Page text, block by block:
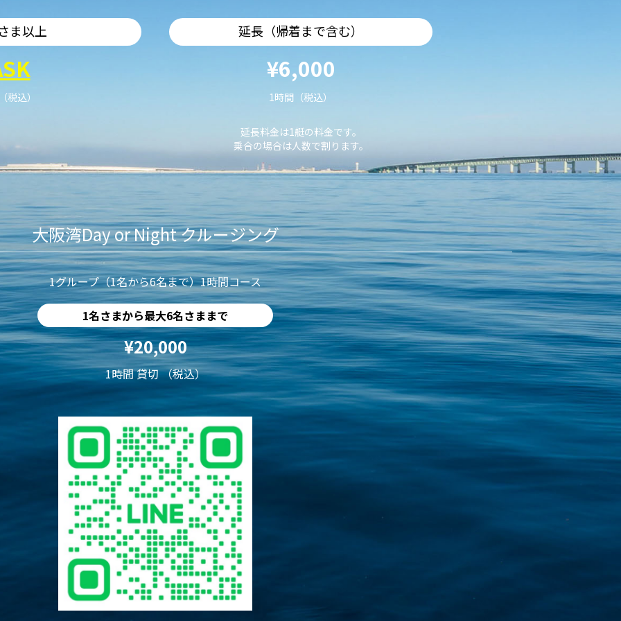
ま以上
税込）
延長（帰着まで含む）
¥6,000
1時間（税込）
延長料金は1艇の料金です。
乗合の場合は人数で割ります。
大阪湾Day or Night クルージング
1グループ（1名から6名まで）1時間コース
1名さまから最大6名さままで
¥20,000
1時間 貸切 （税込）